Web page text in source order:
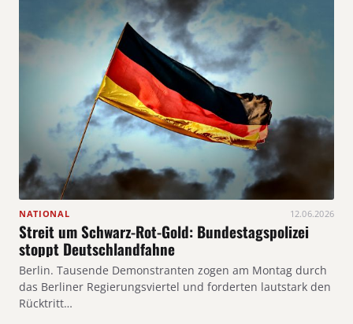
NATIONAL 12.06.2026
Streit um Schwarz-Rot-Gold: Bundestagspolizei
stoppt Deutschlandfahne
Berlin. Tausende Demonstranten zogen am Montag durch
das Berliner Regierungsviertel und forderten lautstark den
Rücktritt…